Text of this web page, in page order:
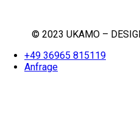
© 2023 UKAMO –
+49 36965 815119
Anfrage